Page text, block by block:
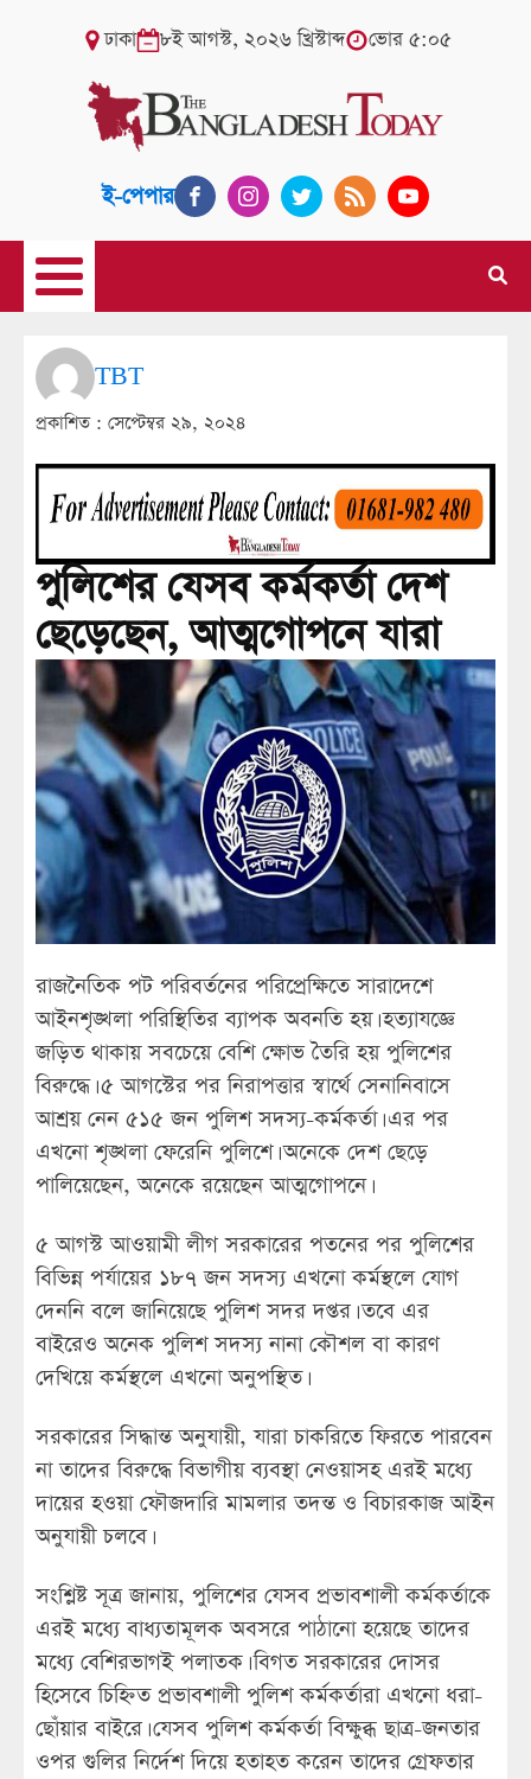
ঢাকা ৮ই আগস্ট, ২০২৬ খ্রিস্টাব্দ ভোর ৫:০৫
ই-পেপার
TBT
প্রকাশিত : সেপ্টেম্বর ২৯, ২০২৪
পুলিশের যেসব কর্মকর্তা দেশ
ছেড়েছেন, আত্মগোপনে যারা
রাজনৈতিক পট পরিবর্তনের পরিপ্রেক্ষিতে সারাদেশে
আইনশৃঙ্খলা পরিস্থিতির ব্যাপক অবনতি হয়। হত্যাযজ্ঞে
জড়িত থাকায় সবচেয়ে বেশি ক্ষোভ তৈরি হয় পুলিশের
বিরুদ্ধে। ৫ আগস্টের পর নিরাপত্তার স্বার্থে সেনানিবাসে
আশ্রয় নেন ৫১৫ জন পুলিশ সদস্য-কর্মকর্তা। এর পর
এখনো শৃঙ্খলা ফেরেনি পুলিশে। অনেকে দেশ ছেড়ে
পালিয়েছেন, অনেকে রয়েছেন আত্মগোপনে।
৫ আগস্ট আওয়ামী লীগ সরকারের পতনের পর পুলিশের
বিভিন্ন পর্যায়ের ১৮৭ জন সদস্য এখনো কর্মস্থলে যোগ
দেননি বলে জানিয়েছে পুলিশ সদর দপ্তর। তবে এর
বাইরেও অনেক পুলিশ সদস্য নানা কৌশল বা কারণ
দেখিয়ে কর্মস্থলে এখনো অনুপস্থিত।
সরকারের সিদ্ধান্ত অনুযায়ী, যারা চাকরিতে ফিরতে পারবেন
না তাদের বিরুদ্ধে বিভাগীয় ব্যবস্থা নেওয়াসহ এরই মধ্যে
দায়ের হওয়া ফৌজদারি মামলার তদন্ত ও বিচারকাজ আইন
অনুযায়ী চলবে।
সংশ্লিষ্ট সূত্র জানায়, পুলিশের যেসব প্রভাবশালী কর্মকর্তাকে
এরই মধ্যে বাধ্যতামূলক অবসরে পাঠানো হয়েছে তাদের
মধ্যে বেশিরভাগই পলাতক। বিগত সরকারের দোসর
হিসেবে চিহ্নিত প্রভাবশালী পুলিশ কর্মকর্তারা এখনো ধরা-
ছোঁয়ার বাইরে। যেসব পুলিশ কর্মকর্তা বিক্ষুব্ধ ছাত্র-জনতার
ওপর গুলির নির্দেশ দিয়ে হতাহত করেন তাদের গ্রেফতার